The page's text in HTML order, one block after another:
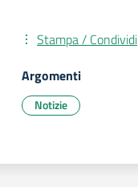
Stampa / Condividi
Argomenti
Notizie